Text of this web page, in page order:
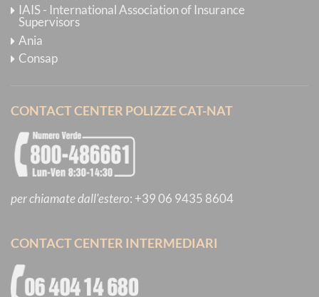
IAIS - International Association of Insurance
Supervisors
Ania
Consap
CONTACT CENTER POLIZZE CAT-NAT
per chiamate dall'estero: +39 06 9435 8604
CONTACT CENTER INTERMEDIARI